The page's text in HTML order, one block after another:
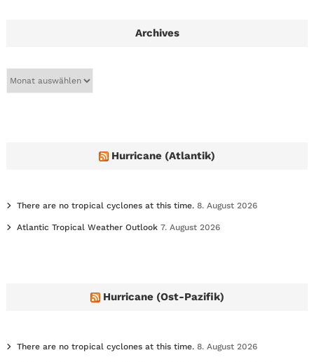
Archives
Hurricane (Atlantik)
There are no tropical cyclones at this time. 8. August 2026
Atlantic Tropical Weather Outlook 7. August 2026
Hurricane (Ost-Pazifik)
There are no tropical cyclones at this time. 8. August 2026